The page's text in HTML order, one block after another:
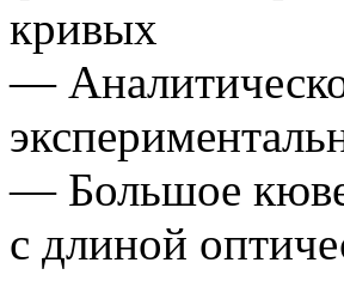
кривых
—
— Большое
с длиной